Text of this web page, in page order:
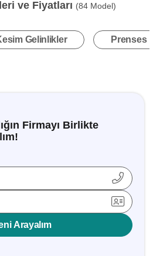
ve Fiyatları (84 Model)
Gelinlikler Prenses
Firmayı Birlikte
Arayalım